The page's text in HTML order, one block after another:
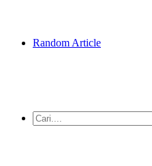
Random Article